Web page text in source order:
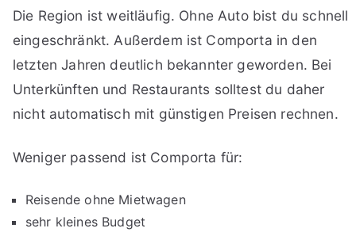
Die Region ist weitläufig. Ohne Auto bist du schnell
eingeschränkt. Außerdem ist Comporta in den
letzten Jahren deutlich bekannter geworden. Bei
Unterkünften und Restaurants solltest du daher
nicht automatisch mit günstigen Preisen rechnen.
Weniger passend ist Comporta für:
Reisende ohne Mietwagen
sehr kleines Budget